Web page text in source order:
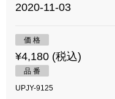
2020-11-03
価 格
¥4,180 (税込)
品 番
UPJY-9125